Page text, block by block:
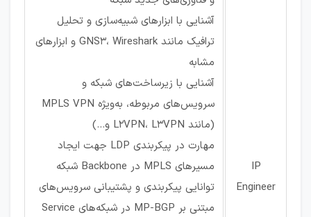
IP
Engineer
آشنایی با ابزارهای شبیه‌سازی و تحلیل
ترافیک مانند GNS3، Wireshark و ابزارهای
مشابه
آشنایی با زیرساخت‌های شبکه و
سرویس‌های مربوطه، به‌ویژه MPLS VPN
(مانند L2VPN، L3VPN و...)
مهارت در پیکربندی LDP جهت ایجاد
مسیرهای MPLS در Backbone شبکه
توانایی پیکربندی و پشتیبانی سرویس‌های
مبتنی بر MP-BGP در شبکه‌های Service